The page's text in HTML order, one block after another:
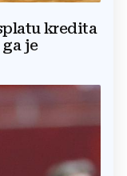
kredita
ga je